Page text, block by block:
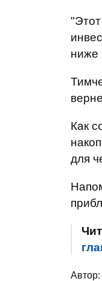
ниже
Как
для
Автор: